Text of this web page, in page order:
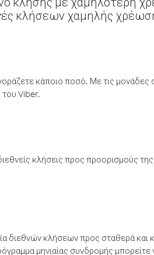
κλήσεων χαμηλής
κάποιο ποσό. Με τις μονάδες
του Viber.
κλήσεις προς προορισμούς
διεθνών κλήσεων προς σταθερά και
μηνιαίας συνδρομής μπορείτε